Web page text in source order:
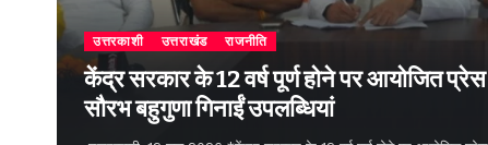
उत्तरकाशी उत्तराखंड राजनीति
केंद्र सरकार के 12 वर्ष पूर्ण होने पर आयोजित प्रेस
सौरभ बहुगुणा गिनाईं उपलब्धियां